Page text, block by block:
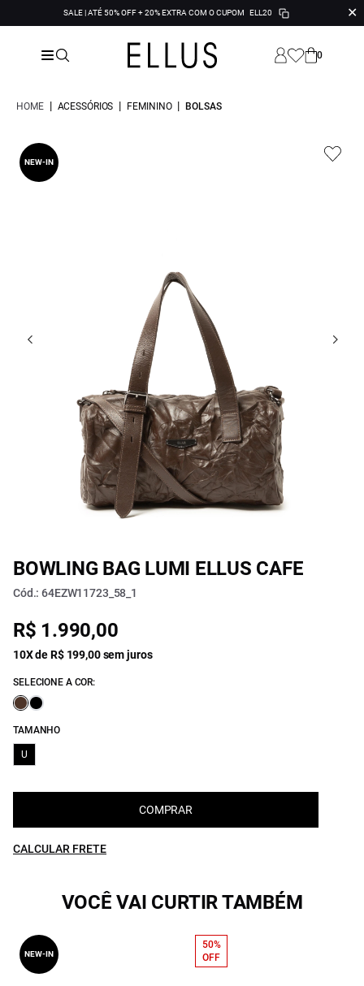
SALE | ATÉ 50% OFF + 20% EXTRA COM O CUPOM ELL20 ✕
0
HOME | ACESSÓRIOS | FEMININO | BOLSAS
NEW-IN
BOWLING BAG LUMI ELLUS CAFE
Cód.: 64EZW11723_58_1
R$ 1.990,00
10X de R$ 199,00 sem juros
SELECIONE A COR:
TAMANHO
U
COMPRAR
CALCULAR FRETE
VOCÊ VAI CURTIR TAMBÉM
NEW-IN
50%
OFF